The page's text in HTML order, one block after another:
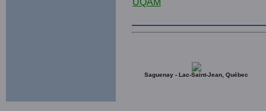
Saguenay - Lac-Saint-Jean, Québec